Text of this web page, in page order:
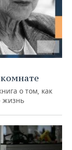
о том, как
жизнь